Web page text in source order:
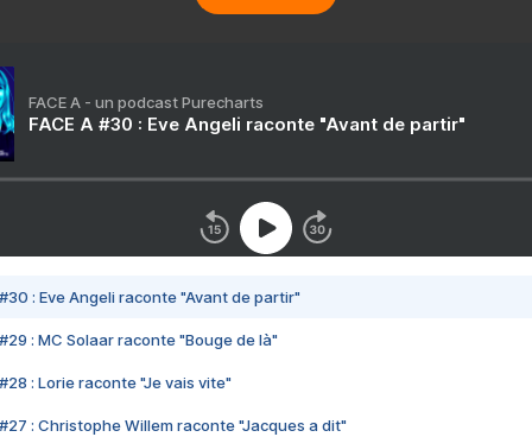
FACE A - un podcast Purecharts
FACE A #30 : Eve Angeli raconte "Avant de partir"
#30 : Eve Angeli raconte "Avant de partir"
#29 : MC Solaar raconte "Bouge de là"
#28 : Lorie raconte "Je vais vite"
#27 : Christophe Willem raconte "Jacques a dit"